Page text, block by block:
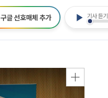
기사 듣기
구글 선호매체 추가